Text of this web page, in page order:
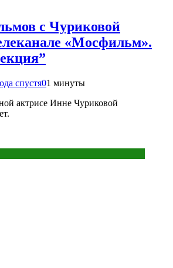
с Чуриковой
«Мосфильм».
спустя01 минуты
актрисе Инне Чуриковой